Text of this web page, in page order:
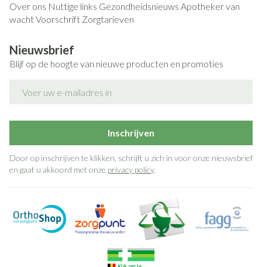
Over ons Nuttige links Gezondheidsnieuws Apotheker van
wachtVoorschrift Zorgtarieven
Nieuwsbrief
Blijf op de hoogte van nieuwe producten en promoties
Inschrijven
Door op inschrijven te klikken, schrijft u zich in voor onze nieuwsbrief
en gaat u akkoord met onze privacy policy.